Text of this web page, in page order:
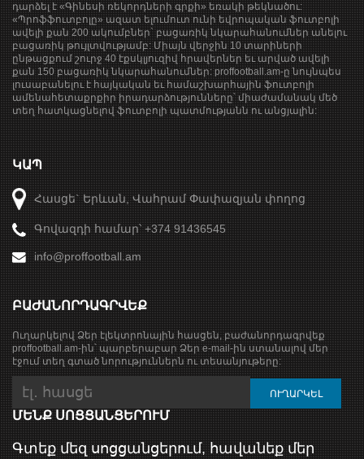
դարձել է «Գինեսի ռեկորդների գրքի» եռակի թեկնածու:
«Պրոֆֆուտբոլը» ազատ ելումուտ ունի եվրոպական ֆուտբոլի
ավելի քան 200 ակումբներ` բացառիկ նկարահանումներ անելու
բացառիկ թույլտվությամբ: Միայն վերջին 10 տարիների
ընթացքում շուրջ 40 էքսկլյուզիվ հրավերներ եւ արված ավելի
քան 150 բացառիկ նկարահանումներ: proffootball.am-ը նույնպես
լուսաբանելու է հայկական եւ համաշխարհային ֆուտբոլի
ամենահետաքրքիր իրադարձությունները՝ միաժամանակ մեծ
տեղ հատկացնելով ֆուտբոլի պատմությանն ու անցյալին:
ԿԱՊ
Հասցե` Երևան, Վահրամ Փափազյան փողոց
Գովազդի համար՝ +374 91436545
info@proffootball.am
ԲԱԺԱՆՈՐԴԱԳՐՎԵՔ
Ուղարկելով Ձեր էլեկտրոնային հասցեն, բաժանորդագրվեք
proffootball.am-ին՝ պարբերաբար Ձեր e-mail-ին ստանալով մեր
էջում տեղ գտած նորություններն ու տեսանյութերը:
ՄԵՆՔ ՍՈՑՑԱՆՑԵՐՈՒՄ
Գտեք մեզ սոցցանցերում, հավանեք մեր